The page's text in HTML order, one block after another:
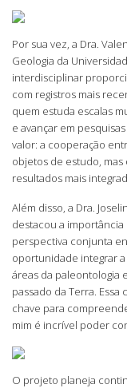
Por sua vez, a Dra.
Geologia da
interdisciplinar
com registros mais
quem estuda escalas
e avançar em
valor: a cooperação
objetos de estudo,
resultados mais
Além disso, a Dra.
destacou a
perspectiva conjunta
oportunidade integrar
áreas da paleontologia
passado da Terra.
chave para
mim é incrível poder
O projeto planeja